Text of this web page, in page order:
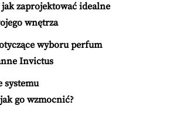
zaprojektować idealne
wnętrza
wyboru perfum
Invictus
systemu
go wzmocnić?